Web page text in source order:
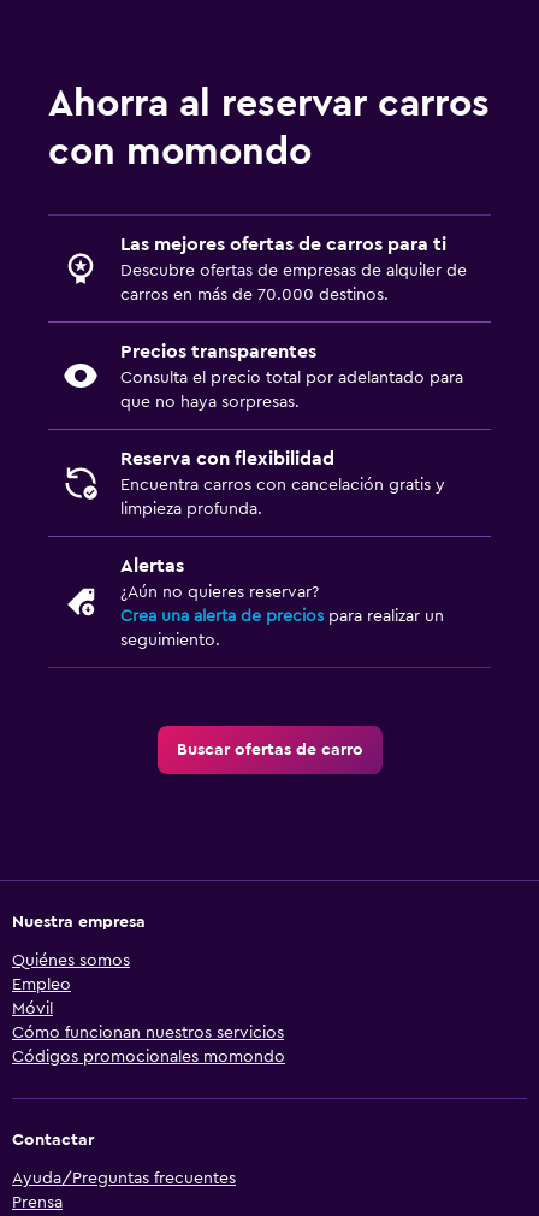
Ahorra al reservar carros
con momondo
Las mejores ofertas de carros para ti
Descubre ofertas de empresas de alquiler de
carros en más de 70.000 destinos.
Precios transparentes
Consulta el precio total por adelantado para
que no haya sorpresas.
Reserva con flexibilidad
Encuentra carros con cancelación gratis y
limpieza profunda.
Alertas
¿Aún no quieres reservar?
Crea una alerta de precios para realizar un
seguimiento.
Buscar ofertas de carro
Nuestra empresa
Quiénes somos
Empleo
Móvil
Cómo funcionan nuestros servicios
Códigos promocionales momondo
Contactar
Ayuda/Preguntas frecuentes
Prensa